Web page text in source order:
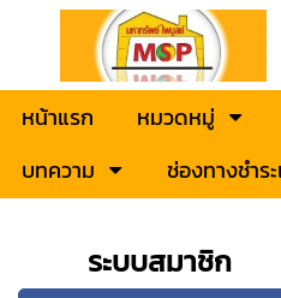
หน้าแรก หมวดหมู่
บทความ
ช่องทางชำร
ระบบสมาชิก